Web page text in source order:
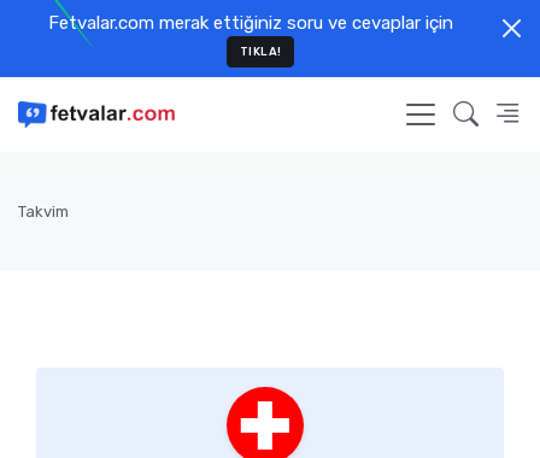
Fetvalar.com merak ettiğiniz soru ve cevaplar için
TIKLA!
Takvim